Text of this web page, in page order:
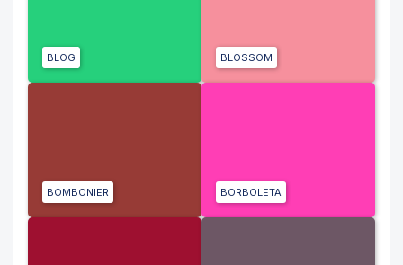
BLOG BLOSSOM
BOMBONIER BORBOLETA